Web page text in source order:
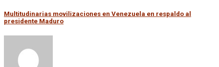
Multitudinarias movilizaciones en Venezuela en respaldo al
presidente Maduro